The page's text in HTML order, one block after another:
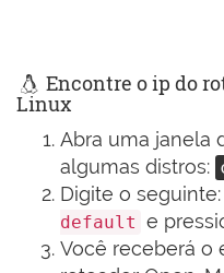
Encontre o ip do
Linux
Abra uma janela
algumas distros:
Digite o seguinte:
default e
Você receberá o